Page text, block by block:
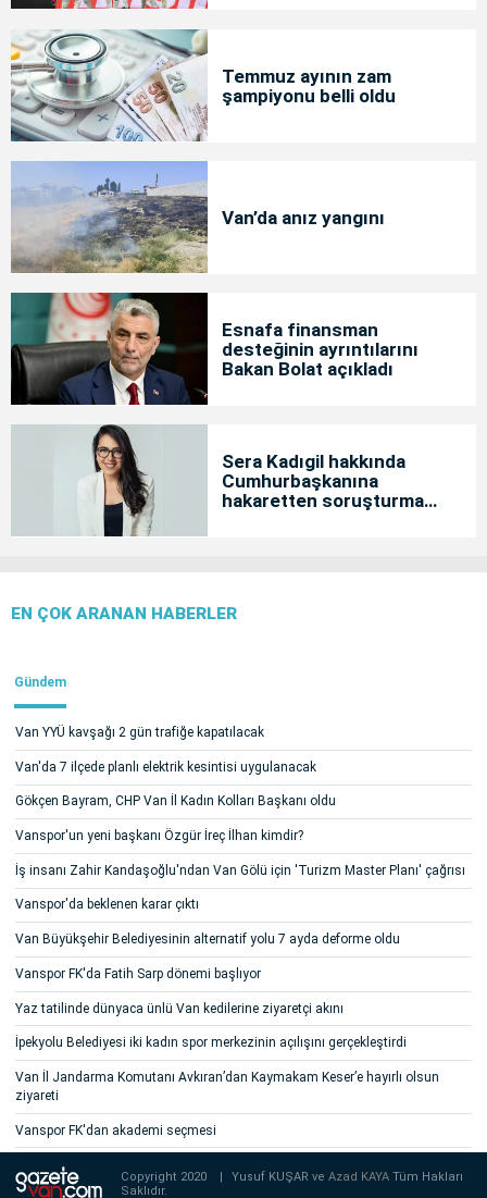
Temmuz ayının zam
şampiyonu belli oldu
Van’da anız yangını
Esnafa finansman
desteğinin ayrıntılarını
Bakan Bolat açıkladı
Sera Kadıgil hakkında
Cumhurbaşkanına
hakaretten soruşturma
EN ÇOK ARANAN HABERLER
Gündem
Van YYÜ kavşağı 2 gün trafiğe kapatılacak
Van'da 7 ilçede planlı elektrik kesintisi uygulanacak
Gökçen Bayram, CHP Van İl Kadın Kolları Başkanı oldu
Vanspor'un yeni başkanı Özgür İreç İlhan kimdir?
İş insanı Zahir Kandaşoğlu'ndan Van Gölü için 'Turizm Master Planı' çağrısı
Vanspor'da beklenen karar çıktı
Van Büyükşehir Belediyesinin alternatif yolu 7 ayda deforme oldu
Vanspor FK'da Fatih Sarp dönemi başlıyor
Yaz tatilinde dünyaca ünlü Van kedilerine ziyaretçi akını
İpekyolu Belediyesi iki kadın spor merkezinin açılışını gerçekleştirdi
Van İl Jandarma Komutanı Avkıran’dan Kaymakam Keser’e hayırlı olsun
ziyareti
Vanspor FK'dan akademi seçmesi
Copyright 2020 Yusuf KUŞAR veAzad KAYATüm Hakları
Saklıdır.